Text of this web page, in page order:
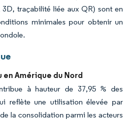
traçabilité liée aux QR) sont en
minimales pour obtenir un
en Amérique du Nord
à hauteur de 37,95 % des
reflète une utilisation élevée par
la consolidation parmi les acteurs